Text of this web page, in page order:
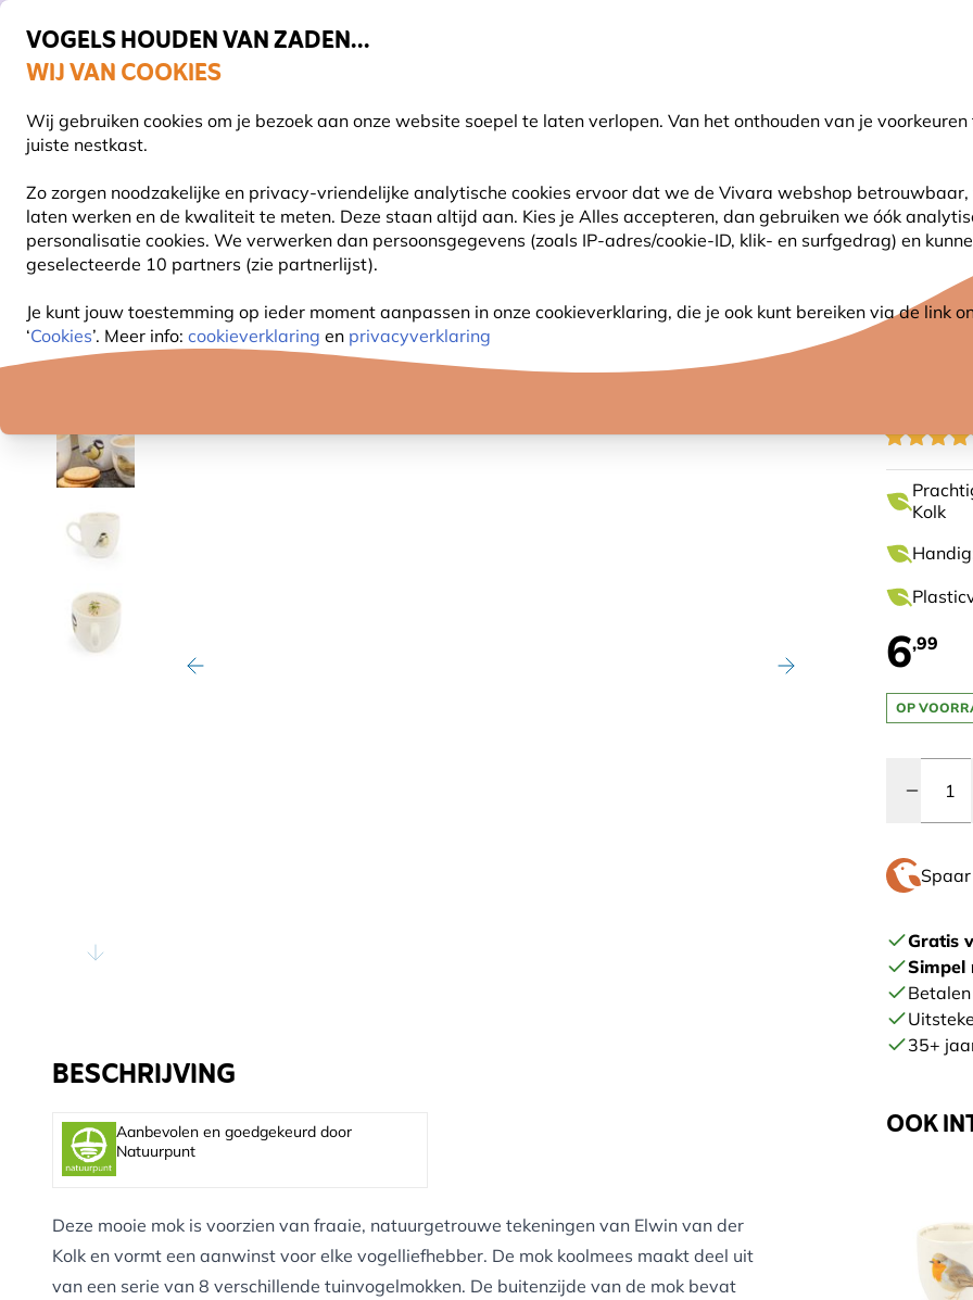
VOGELS HOUDEN VAN ZADEN...
WIJ VAN COOKIES
Wij gebruiken cookies om je bezoek aan onze website soepel te laten verlopen. Van het onthouden van je
juiste nestkast.
Zo zorgen noodzakelijke en privacy-vriendelijke analytische cookies ervoor dat we de Vivara webshop betrouwbaar,
laten werken en de kwaliteit te meten. Deze staan altijd aan. Kies je Alles accepteren, dan gebruiken we óók
personalisatie cookies. We verwerken dan persoonsgegevens (zoals IP-adres/cookie-ID, klik- en surfgedrag) en
geselecteerde 10 partners (zie partnerlijst).
Je kunt jouw toestemming op ieder moment aanpassen in onze cookieverklaring, die je ook kunt bereiken via de link
‘Cookies’. Meer info: cookieverklaring en privacyverklaring
Uitstekend beoordeeld door klanten in 11 landen
Gratis thuisbezorgd bij orders vanaf €59
Search
VOGELVOER VOEDERSYSTEMEN VOGELHUISJES ANDERE DIEREN PLANTEN
Kolk
6,99
OP
Spaar
Gratis
Simpel
35+
OOK
BESCHRIJVING
Aanbevolen en goedgekeurd door
Natuurpunt
Deze mooie mok is voorzien van fraaie, natuurgetrouwe tekeningen van Elwin van der
Kolk en vormt een aanwinst voor elke vogelliefhebber. De mok koolmees maakt deel uit
van een serie van 8 verschillende tuinvogelmokken. De buitenzijde van de mok bevat